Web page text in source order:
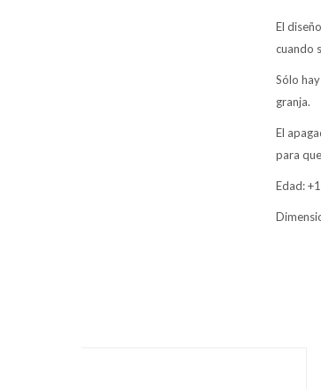
El
cuando
Sólo
granja.
El
para
Edad: